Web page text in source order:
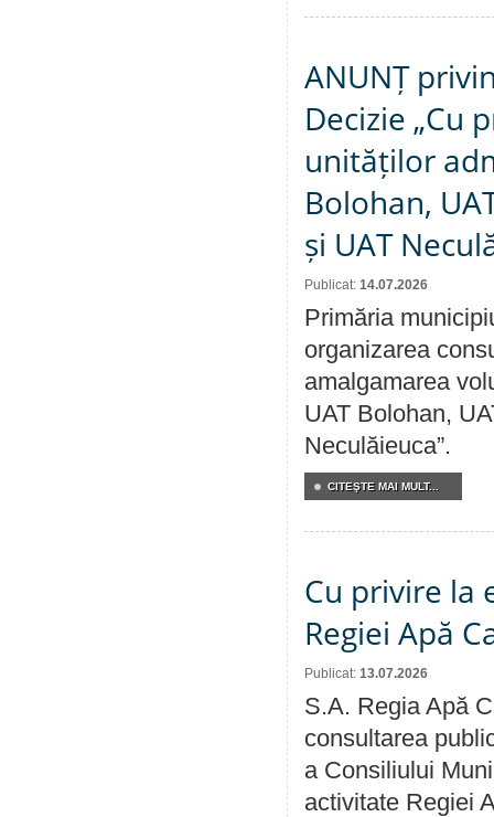
ANUNȚ
Decizie „Cu
unităților
Bolohan,
și UAT
Publicat: 14.07.2026
Primăria
organizarea
amalgamarea
UAT Bolohan,
Neculăieuca”.
CITEŞTE MAI MULT...
Cu privire la
Regiei Apă
Publicat: 13.07.2026
S.A. Regia Apă
consultarea
a Consiliului
activitate Regiei